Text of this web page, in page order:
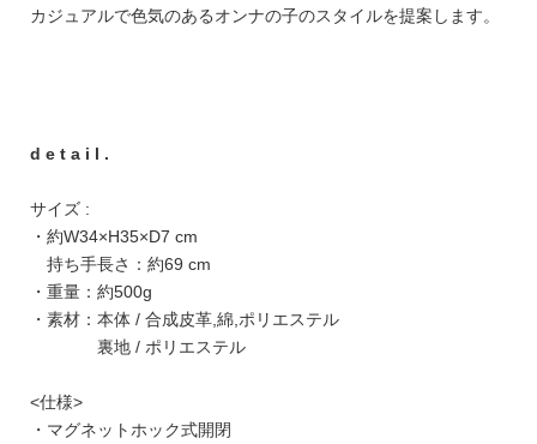
カジュアルで色気のあるオンナの子のスタイルを提案します。
d e t a i l .
サイズ :
・約W34×H35×D7 cm
持ち手長さ：約69 cm
・重量：約500g
・素材：本体 / 合成皮革,綿,ポリエステル
裏地 / ポリエステル
<仕様>
・マグネットホック式開閉